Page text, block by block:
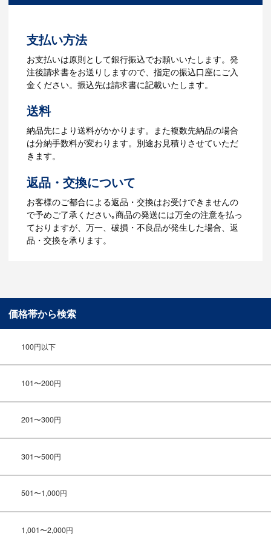
3.発注・データ入稿
ら、ご注文書をお送りします。
【名入れをする場合】名入れに必要なデ
ータをご入稿頂き、名入れイメージをデ
ータでご確認いただきます。
4.納品
【名入れをする場合】データのご入稿後
３週間程度で納品となります。
【名入れなしの場合】在庫がある場合、3
～5営業日程度で納品となります。
ご利用ガイドをもっとみる
支払い方法
お支払いは原則として銀行振込でお願いいたします。発
注後請求書をお送りしますので、指定の振込口座にご入
金ください。振込先は請求書に記載いたします。
送料
納品先により送料がかかります。また複数先納品の場合
は分納手数料が変わります。別途お見積りさせていただ
きます。
返品・交換について
お客様のご都合による返品・交換はお受けできませんの
で予めご了承ください｡商品の発送には万全の注意を払っ
ておりますが、万一、破損・不良品が発生した場合、返
品・交換を承ります。
価格帯から検索
100円以下
101〜200円
201〜300円
301〜500円
501〜1,000円
1,001〜2,000円